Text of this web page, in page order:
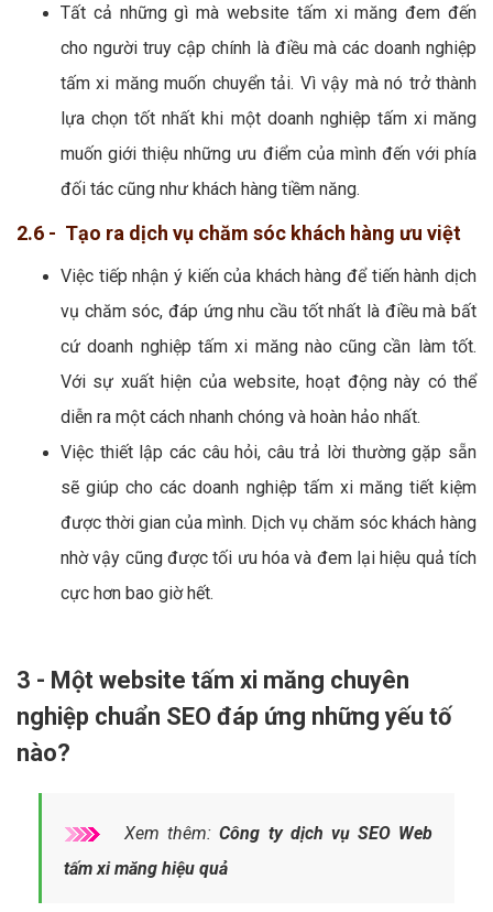
Tất cả những gì mà website tấm xi măng đem đến
cho người truy cập chính là điều mà các doanh nghiệp
tấm xi măng muốn chuyển tải. Vì vậy mà nó trở thành
lựa chọn tốt nhất khi một doanh nghiệp tấm xi măng
muốn giới thiệu những ưu điểm của mình đến với phía
đối tác cũng như khách hàng tiềm năng.
2.6 - Tạo ra dịch vụ chăm sóc khách hàng ưu việt
Việc tiếp nhận ý kiến của khách hàng để tiến hành dịch
vụ chăm sóc, đáp ứng nhu cầu tốt nhất là điều mà bất
cứ doanh nghiệp tấm xi măng nào cũng cần làm tốt.
Với sự xuất hiện của website, hoạt động này có thể
diễn ra một cách nhanh chóng và hoàn hảo nhất.
Việc thiết lập các câu hỏi, câu trả lời thường gặp sẵn
sẽ giúp cho các doanh nghiệp tấm xi măng tiết kiệm
được thời gian của mình. Dịch vụ chăm sóc khách hàng
nhờ vậy cũng được tối ưu hóa và đem lại hiệu quả tích
cực hơn bao giờ hết.
3 - Một website tấm xi măng chuyên
nghiệp chuẩn SEO đáp ứng những yếu tố
nào?
Xem thêm:Công ty dịch vụ SEO Web
tấm xi măng hiệu quả